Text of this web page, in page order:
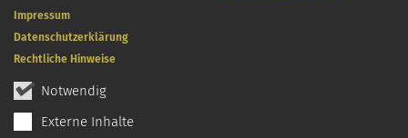
Notwendig
Externe Inhalte
Impressum
Datenschutzerklärung
Rechtliche Hinweise